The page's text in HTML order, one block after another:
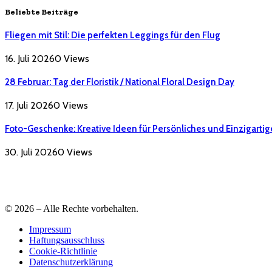
Beliebte Beiträge
Fliegen mit Stil: Die perfekten Leggings für den Flug
16. Juli 20260 Views
28 Februar: Tag der Floristik / National Floral Design Day
17. Juli 20260 Views
Foto-Geschenke: Kreative Ideen für Persönliches und
30. Juli 20260 Views
© 2026 – Alle Rechte vorbehalten.
Impressum
Haftungsausschluss
Cookie-Richtlinie
Datenschutzerklärung